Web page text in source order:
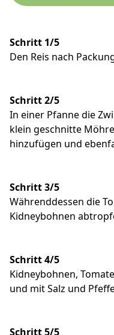
Schritt 1/5
Den Reis nach
Schritt 2/5
In einer Pfanne die
klein geschnitte
hinzufügen und
Schritt 3/5
Währenddessen die
Kidneybohnen
Schritt 4/5
Kidneybohnen,
und mit Salz und
Schritt 5/5